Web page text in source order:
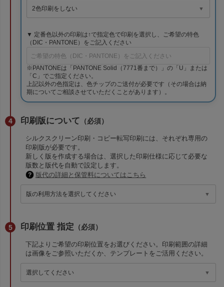
▼ 定番色以外の印刷は↑で指定色で印刷を選択し、ご希望の特色
（DIC・PANTONE）をご記入ください
※PANTONEは「PANTONE Solid（7771番まで）」の「U」または
「C」でご指定ください。
上記以外の色指定は、色チップのご送付が必要です（その場合は納
期についてご相談させていただくことがあります）。
印刷版について （必須）
シルクスクリーン印刷・コピー転写印刷には、それぞれ専用の
印刷版が必要です。
新しく版を作成する場合は、選択した印刷仕様に応じて必要な
版数と版代を自動で設定します。
版代の詳細と保管料についてはこちら
印刷位置 指定 （必須）
下記よりご希望の印刷位置をお選びください。印刷範囲の詳細
は画像をご参照いただくか、テンプレートをご活用ください。